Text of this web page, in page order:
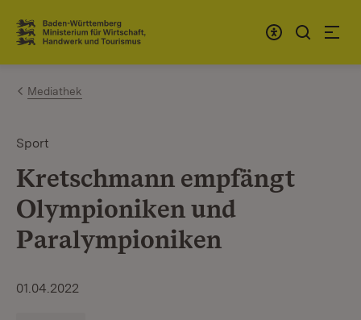
Zum Inhalt springen
Link zur Startseite
Mediathek
Sport
Kretschmann empfängt
Olympioniken und
Paralympioniken
01.04.2022